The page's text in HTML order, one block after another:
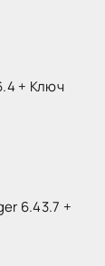
+ Ключ
6.43.7 +